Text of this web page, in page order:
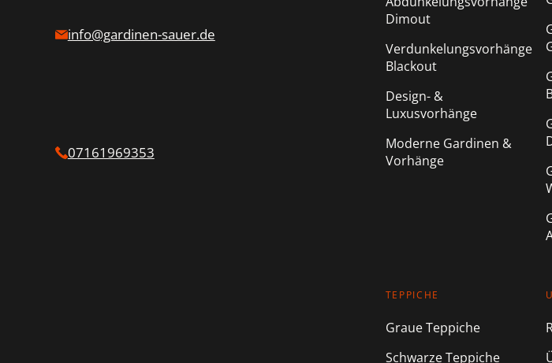
info@gardinen-sauer.de
07161969353
Dimout
Verdunkelungsvorhänge
Blackout
Design- &
Luxusvorhänge
Moderne Gardinen &
Vorhänge
TEPPICHE
Graue Teppiche
Schwarze Teppiche